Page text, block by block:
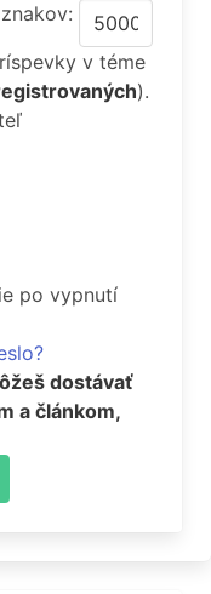
v téme
).
po vypnutí
dostávať
a článkom,